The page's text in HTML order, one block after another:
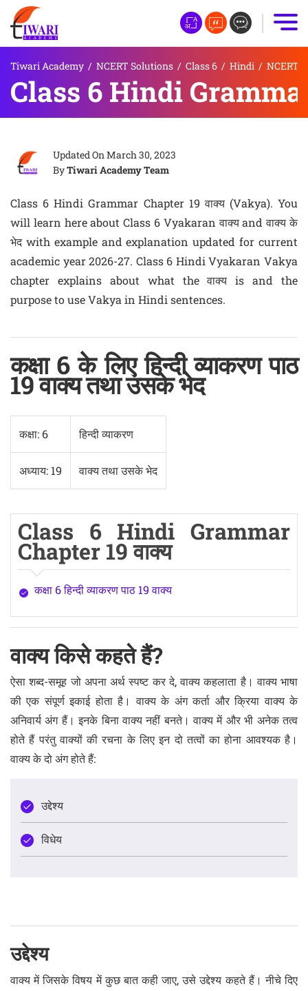
Tiwari Academy / NCERT Solutions / Class 6 / Hindi / NCERT
Class 6 Hindi
Updated OnMarch 30, 2023
ByTiwari Academy Team
Class 6 Hindi Grammar Chapter 19 वाक्य (Vakya). You
will learn here about Class 6 Vyakaran वाक्य and वाक्य के
भेद with example and explanation updated for current
academic year 2026-27. Class 6 Hindi Vyakaran Vakya
chapter explains about what the वाक्य is and the
purpose to use Vakya in Hindi sentences.
कक्षा 6 के लिए हिन्दी व्याकरण पाठ
19 वाक्य तथा उसके भेद
कक्षा: 6 हिन्दी व्याकरण
अध्याय: 19 वाक्य तथा उसके भेद
Class 6 Hindi Grammar
Chapter 19 वाक्य
कक्षा 6 हिन्दी व्याकरण पाठ 19 वाक्य
वाक्य किसे कहते हैं?
ऐसा शब्द-समूह जो अपना अर्थ स्पष्ट कर दे, वाक्य कहलाता है। वाक्य भाषा
की एक संपूर्ण इकाई होता है। वाक्य के अंग कर्ता और क्रिया वाक्य के
अनिवार्य अंग हैं। इनके बिना वाक्य नहीं बनते। वाक्य में और भी अनेक तत्व
होते हैं परंतु वाक्यों की रचना के लिए इन दो तत्वों का होना आवश्यक है।
वाक्य के दो अंग होते हैं:
उद्देश्य
विधेय
उद्देश्य
वाक्य में जिसके विषय में कुछ बात कही जाए, उसे उद्देश्य कहते हैं। नीचे दिए